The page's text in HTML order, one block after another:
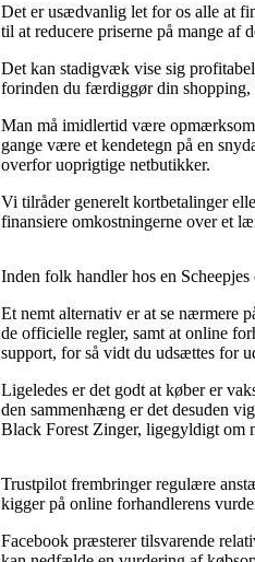
Det er usædvanlig let for os alle at
til at reducere priserne på mange
Det kan stadigvæk vise sig
forinden du færdiggør din shopping,
Man må imidlertid være opmærksom
gange være et kendetegn på en
overfor uoprigtige netbutikker.
Vi tilråder generelt kortbetalinger
finansiere omkostningerne over et
Inden folk handler hos en
Et nemt alternativ er at se nærmere
de officielle regler, samt at online
support, for så vidt du udsættes for
Ligeledes er det godt at køber er
den sammenhæng er det desuden
Black Forest Zinger, ligegyldigt om
Trustpilot frembringer regulære
kigger på online forhandlerens
Facebook præsterer tilsvarende